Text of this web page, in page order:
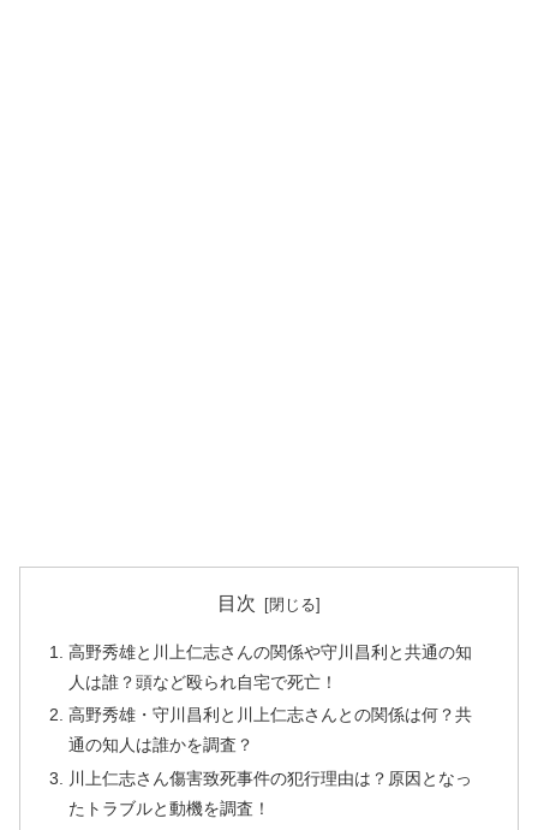
目次
高野秀雄と川上仁志さんの関係や守川昌利と共通の知
人は誰？頭など殴られ自宅で死亡！
高野秀雄・守川昌利と川上仁志さんとの関係は何？共
通の知人は誰かを調査？
川上仁志さん傷害致死事件の犯行理由は？原因となっ
たトラブルと動機を調査！